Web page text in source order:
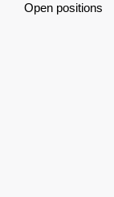
Open positions